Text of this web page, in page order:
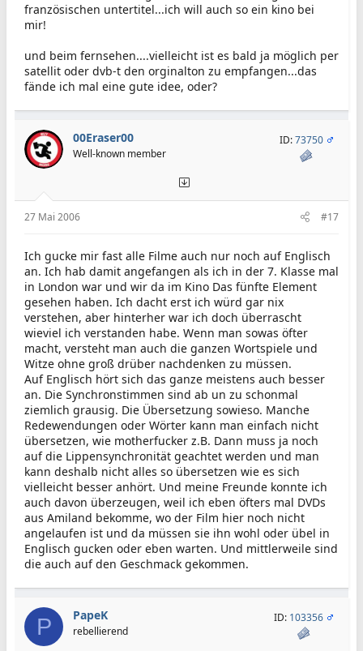
französischen untertitel...ich will auch so ein kino bei
mir!
und beim fernsehen....vielleicht ist es bald ja möglich per
satellit oder dvb-t den orginalton zu empfangen...das
fände ich mal eine gute idee, oder?
00Eraser00
Well-known member
ID:73750
27 Mai 2006 #17
Ich gucke mir fast alle Filme auch nur noch auf Englisch
an. Ich hab damit angefangen als ich in der 7. Klasse mal
in London war und wir da im Kino Das fünfte Element
gesehen haben. Ich dacht erst ich würd gar nix
verstehen, aber hinterher war ich doch überrascht
wieviel ich verstanden habe. Wenn man sowas öfter
macht, versteht man auch die ganzen Wortspiele und
Witze ohne groß drüber nachdenken zu müssen.
Auf Englisch hört sich das ganze meistens auch besser
an. Die Synchronstimmen sind ab un zu schonmal
ziemlich grausig. Die Übersetzung sowieso. Manche
Redewendungen oder Wörter kann man einfach nicht
übersetzen, wie motherfucker z.B. Dann muss ja noch
auf die Lippensynchronität geachtet werden und man
kann deshalb nicht alles so übersetzen wie es sich
vielleicht besser anhört. Und meine Freunde konnte ich
auch davon überzeugen, weil ich eben öfters mal DVDs
aus Amiland bekomme, wo der Film hier noch nicht
angelaufen ist und da müssen sie ihn wohl oder übel in
Englisch gucken oder eben warten. Und mittlerweile sind
die auch auf den Geschmack gekommen.
P PapeK
rebellierend
ID: 103356